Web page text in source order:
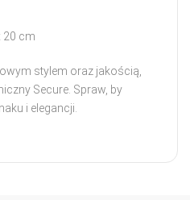
20 cm
stylem oraz jakością,
Secure. Spraw, by
i elegancji.